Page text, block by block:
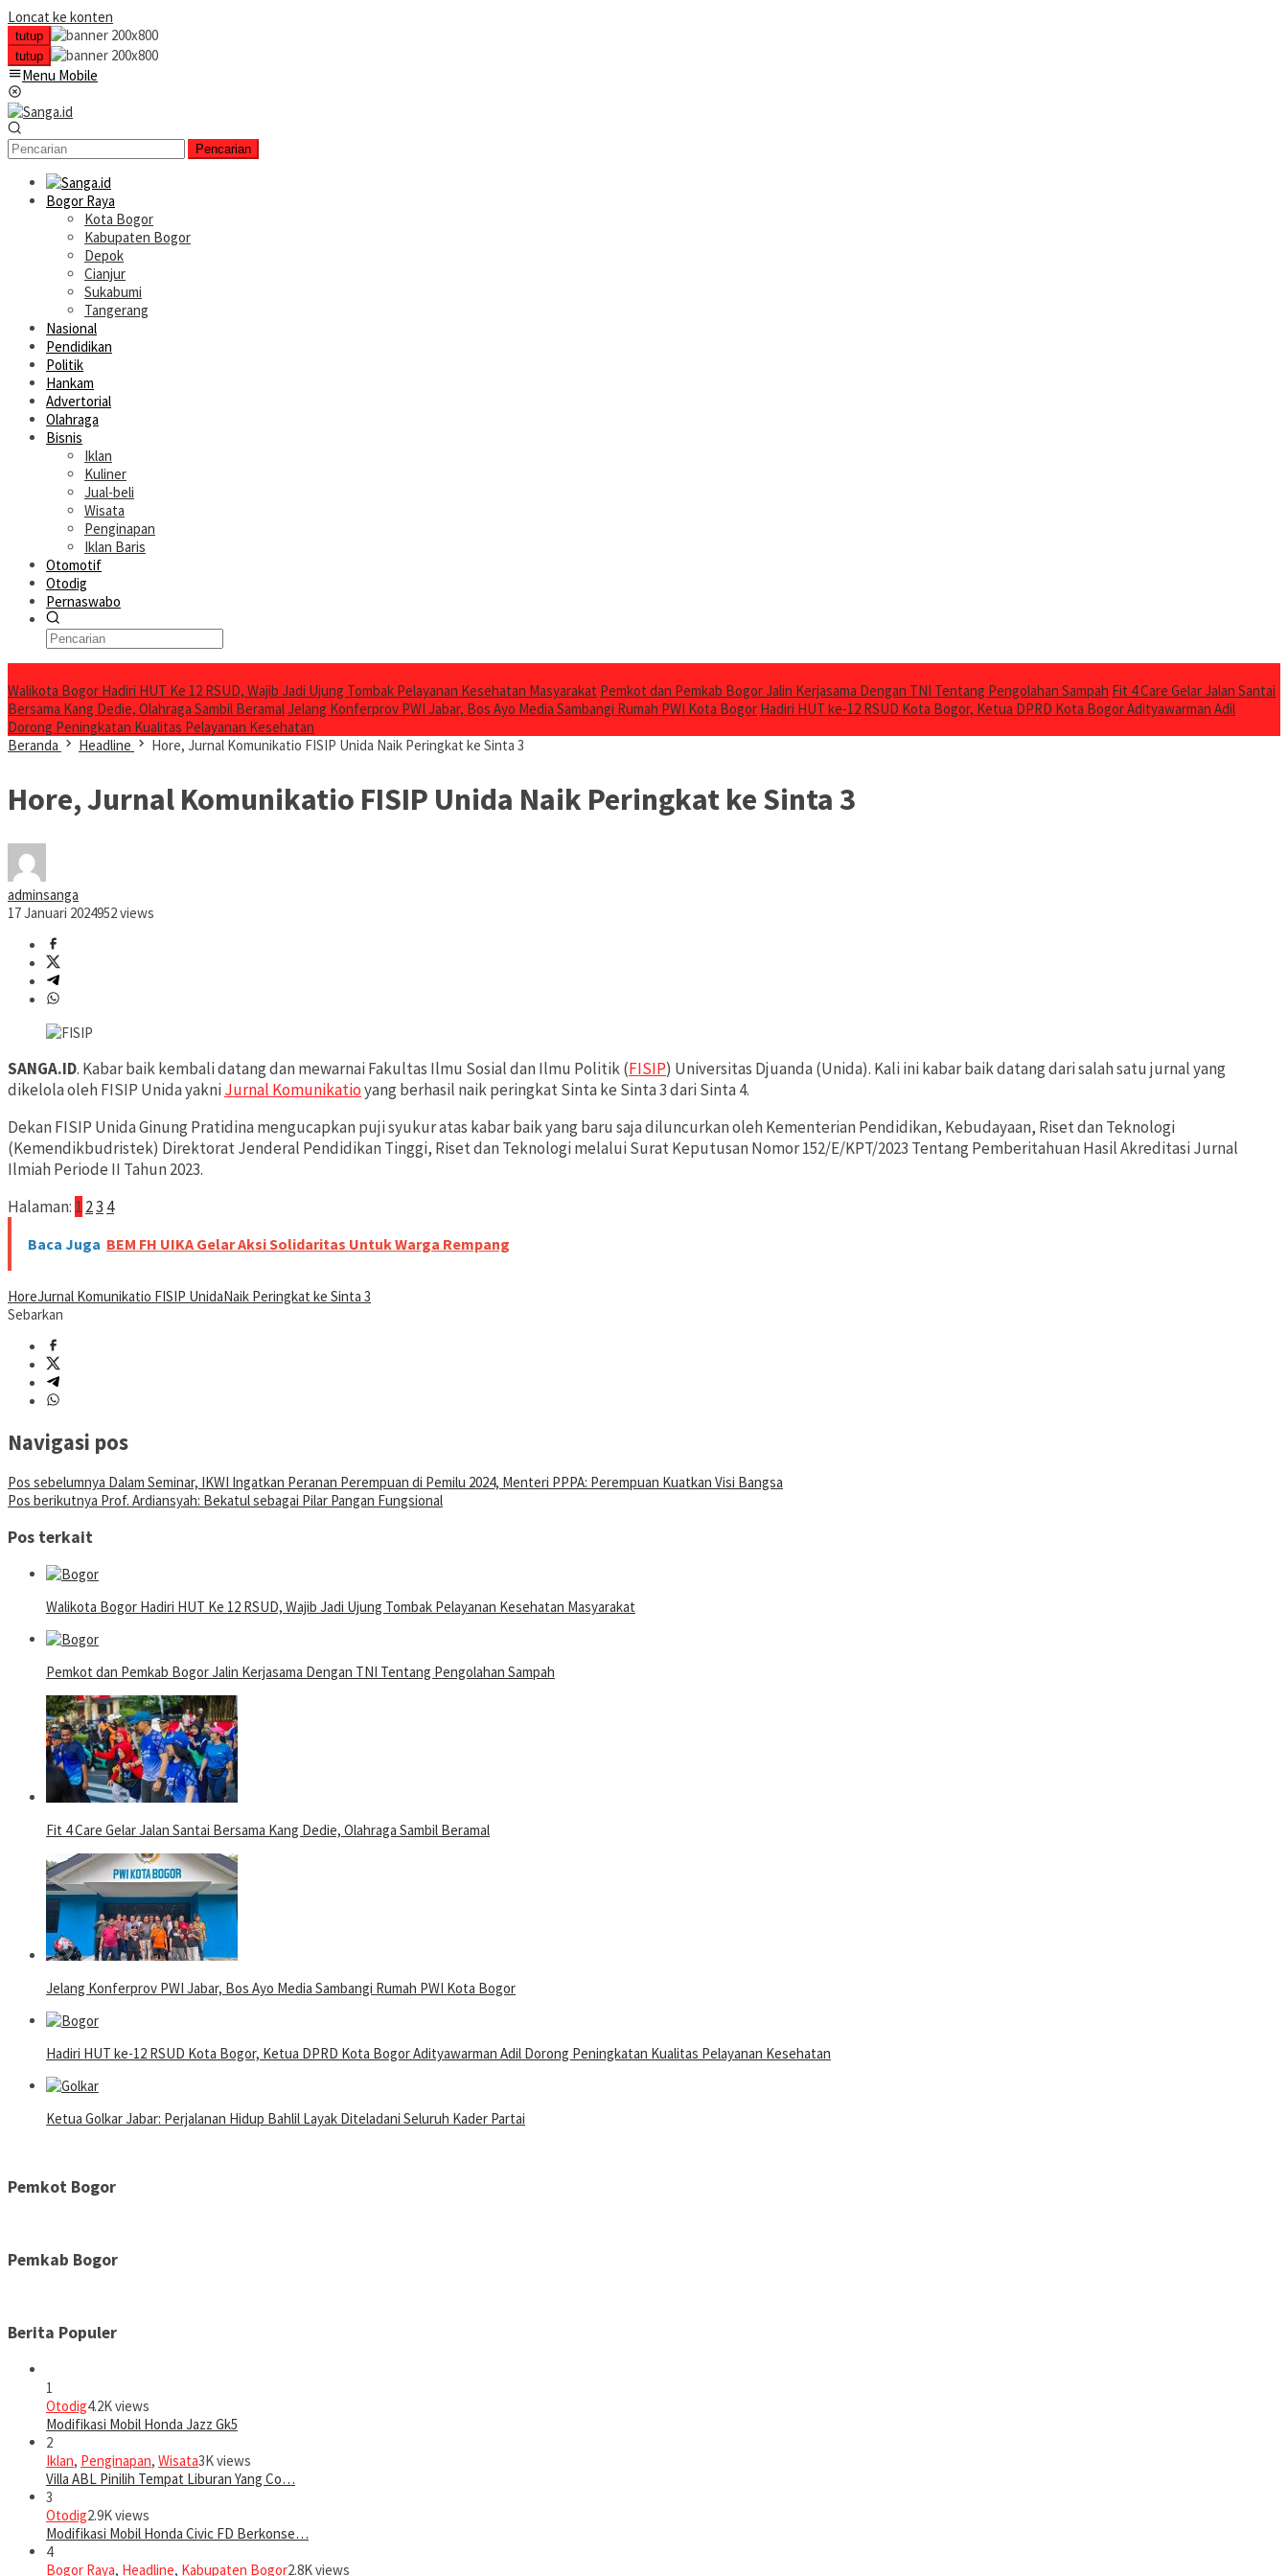
Loncat ke konten
tutup
tutup
Menu Mobile
Pencarian
Bogor Raya
Kota Bogor
Kabupaten Bogor
Depok
Cianjur
Sukabumi
Tangerang
Nasional
Pendidikan
Politik
Hankam
Advertorial
Olahraga
Bisnis
Iklan
Kuliner
Jual-beli
Wisata
Penginapan
Iklan Baris
Otomotif
Otodig
Pernaswabo
Walikota Bogor Hadiri HUT Ke 12 RSUD, Wajib Jadi Ujung Tombak Pelayanan Kesehatan Masyarakat Pemkot dan Pemkab Bogor Jalin Kerjasama Dengan TNI Tentang Pengolahan Sampah Fit 4 Care Gelar Jalan Santai
Bersama Kang Dedie, Olahraga Sambil BeramalJelang Konferprov PWI Jabar, Bos Ayo Media Sambangi Rumah PWI Kota Bogor Hadiri HUT ke-12 RSUD Kota Bogor, Ketua DPRD Kota Bogor Adityawarman Adil
Dorong Peningkatan Kualitas Pelayanan Kesehatan
Beranda
Headline Hore, Jurnal Komunikatio FISIP Unida Naik Peringkat ke Sinta 3
Hore, Jurnal Komunikatio FISIP Unida Naik Peringkat ke Sinta 3
adminsanga
17 Januari 2024952 views
SANGA.ID. Kabar baik kembali datang dan mewarnai Fakultas Ilmu Sosial dan Ilmu Politik (FISIP) Universitas Djuanda (Unida). Kali ini kabar baik datang dari salah satu jurnal yang
dikelola oleh FISIP Unida yakniJurnal Komunikatioyang berhasil naik peringkat Sinta ke Sinta 3 dari Sinta 4.
Dekan FISIP Unida Ginung Pratidina mengucapkan puji syukur atas kabar baik yang baru saja diluncurkan oleh Kementerian Pendidikan, Kebudayaan, Riset dan Teknologi
(Kemendikbudristek) Direktorat Jenderal Pendidikan Tinggi, Riset dan Teknologi melalui Surat Keputusan Nomor 152/E/KPT/2023 Tentang Pemberitahuan Hasil Akreditasi Jurnal
Ilmiah Periode II Tahun 2023.
Halaman: 1 23 4
Baca Juga BEM FH UIKA Gelar Aksi Solidaritas Untuk Warga Rempang
HoreJurnal Komunikatio FISIP UnidaNaik Peringkat ke Sinta 3
Sebarkan
Navigasi pos
Pos sebelumnya Dalam Seminar, IKWI Ingatkan Peranan Perempuan di Pemilu 2024, Menteri PPPA: Perempuan Kuatkan Visi Bangsa
Pos berikutnya Prof. Ardiansyah: Bekatul sebagai Pilar Pangan Fungsional
Pos terkait
Walikota Bogor Hadiri HUT Ke 12 RSUD, Wajib Jadi Ujung Tombak Pelayanan Kesehatan Masyarakat
Pemkot dan Pemkab Bogor Jalin Kerjasama Dengan TNI Tentang Pengolahan Sampah
Fit 4 Care Gelar Jalan Santai Bersama Kang Dedie, Olahraga Sambil Beramal
Jelang Konferprov PWI Jabar, Bos Ayo Media Sambangi Rumah PWI Kota Bogor
Hadiri HUT ke-12 RSUD Kota Bogor, Ketua DPRD Kota Bogor Adityawarman Adil Dorong Peningkatan Kualitas Pelayanan Kesehatan
Ketua Golkar Jabar: Perjalanan Hidup Bahlil Layak Diteladani Seluruh Kader Partai
Pemkot Bogor
Pemkab Bogor
Berita Populer
1
Otodig4.2K views
Modifikasi Mobil Honda Jazz Gk5
2
Iklan, Penginapan, Wisata3K views
Villa ABL Pinilih Tempat Liburan Yang Co…
3
Otodig2.9K views
Modifikasi Mobil Honda Civic FD Berkonse…
4
Bogor Raya, Headline, Kabupaten Bogor2.8K views